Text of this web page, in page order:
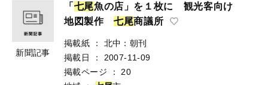
新聞記事
「 七尾魚の店」を１枚に 観光客向け
地図製作七尾商議所
掲載紙 ：
北中：朝刊
掲載日
：
2007-11-09
掲載ページ
：
20